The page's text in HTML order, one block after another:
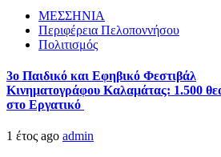
ΜΕΣΣΗΝΙΑ
Περιφέρεια Πελοποννήσου
Πολιτισμός
3ο Παιδικό και Εφηβικό Φεστιβάλ
Κινηματογράφου Καλαμάτας: 1.500
στο Εργατικό
1 έτος ago admin